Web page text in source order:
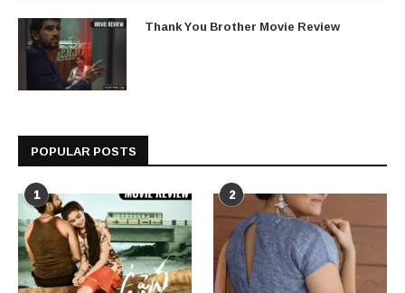
Thank You Brother Movie Review
POPULAR POSTS
1 2